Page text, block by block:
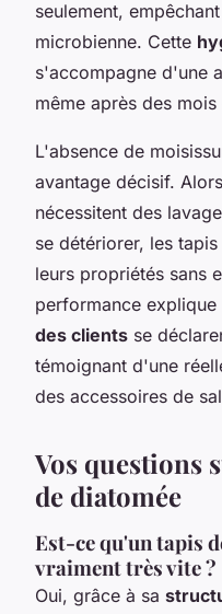
seulement,
microbienne. Cette
s'accompagne d'une
même après des
L'absence de
avantage décisif.
nécessitent des
se détériorer, les
leurs propriétés sans
performance
des clients se
témoignant d'une
des accessoires de
Vos questions
de diatomée
Est-ce qu'un tapis
vraiment très vite ?
Oui, grâce à sa